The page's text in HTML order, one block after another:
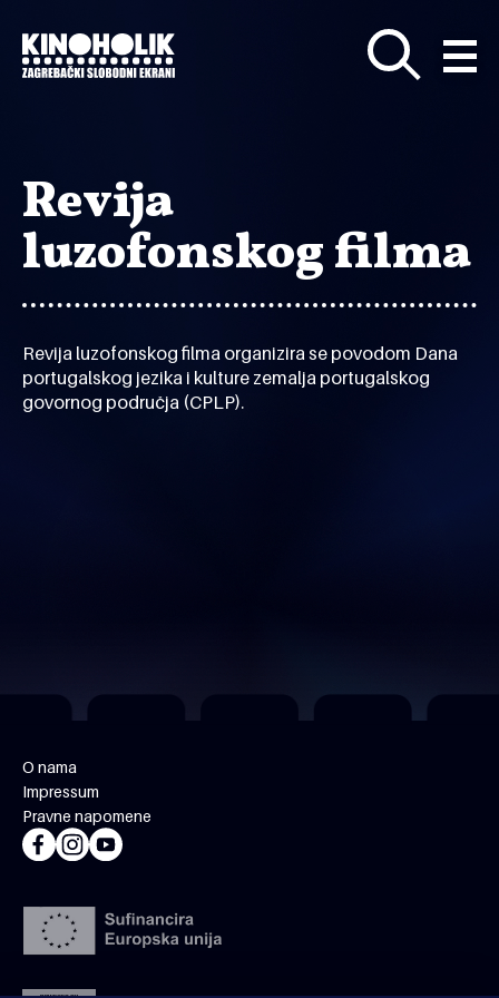
glavni
sadržaj
Revija
luzofonskog filma
Revija luzofonskog filma organizira se povodom Dana
portugalskog jezika i kulture zemalja portugalskog
govornog područja (CPLP).
O nama
Impressum
Pravne napomene